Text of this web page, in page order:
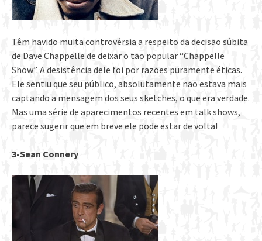
Têm havido muita controvérsia a respeito da decisão súbita
de Dave Chappelle de deixar o tão popular “Chappelle
Show”. A desistência dele foi por razões puramente éticas.
Ele sentiu que seu público, absolutamente não estava mais
captando a mensagem dos seus sketches, o que era verdade.
Mas uma série de aparecimentos recentes em talk shows,
parece sugerir que em breve ele pode estar de volta!
3-Sean Connery